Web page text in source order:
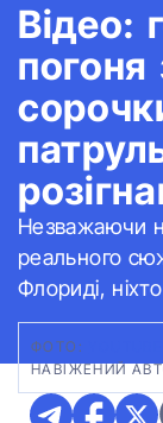
Відео:
Незважаючи
реального
Флориді,
ФОТО:
НАВІЖЕНИЙ